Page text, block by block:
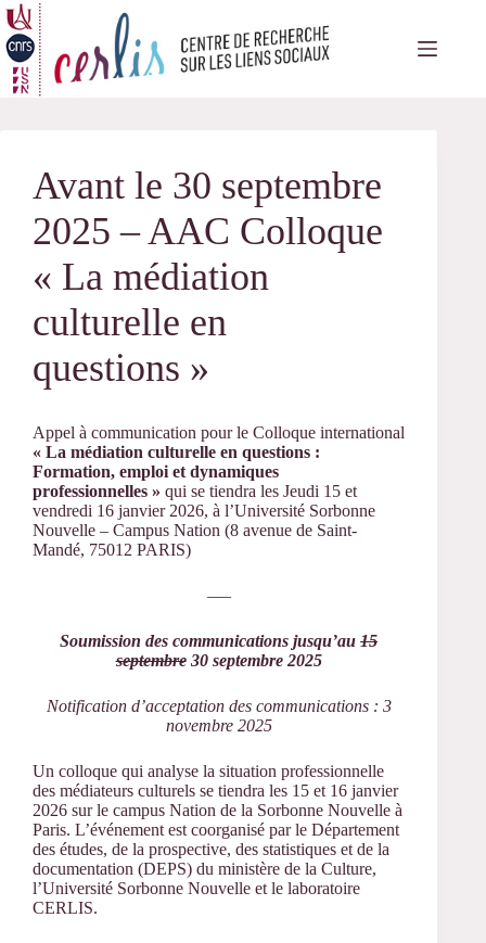
Passer
au
contenu
Avant le 30 septembre
2025 – AAC Colloque
« La médiation
culturelle en
questions »
Appel à communication pour le Colloque international
« La médiation culturelle en questions :
Formation, emploi et dynamiques
professionnelles » qui se tiendra les Jeudi 15 et
vendredi 16 janvier 2026, à l’Université Sorbonne
Nouvelle – Campus Nation (8 avenue de Saint-
Mandé, 75012 PARIS)
—–
Soumission des communications jusqu’au15
septembre30 septembre 2025
Notification d’acceptation des communications : 3
novembre 2025
Un colloque qui analyse la situation professionnelle
des médiateurs culturels se tiendra les 15 et 16 janvier
2026 sur le campus Nation de la Sorbonne Nouvelle à
Paris. L’événement est coorganisé par le Département
des études, de la prospective, des statistiques et de la
documentation (DEPS) du ministère de la Culture,
l’Université Sorbonne Nouvelle et le laboratoire
CERLIS.